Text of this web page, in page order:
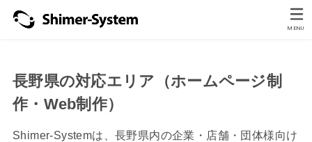
MENU
長野県の対応エリア（ホームページ制
作・Web制作）
Shimer-Systemは、長野県内の企業・店舗・団体様向け